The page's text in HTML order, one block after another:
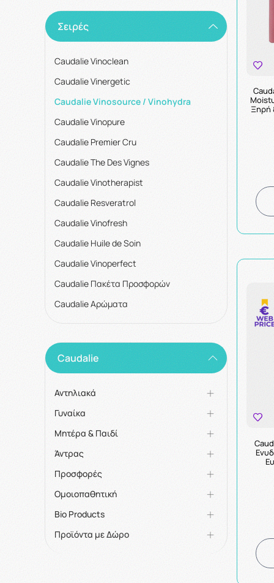
Σειρές
Caudalie Vinoclean
Caudalie Vinergetic
Caudalie Vinosource / Vinohydra
Caudalie Vinopure
Caudalie Premier Cru
Caudalie The Des Vignes
Caudalie Vinotherapist
Caudalie Resveratrol
Caudalie Vinofresh
Caudalie Huile de Soin
Caudalie Vinoperfect
Caudalie Πακέτα Προσφορών
Caudalie Αρώματα
Caudalie
Αντηλιακά
Γυναίκα
Μητέρα & Παιδί
Άντρας
Προσφορές
Ομοιοπαθητική
Bio Products
Προϊόντα με Δώρο
Ξηρή